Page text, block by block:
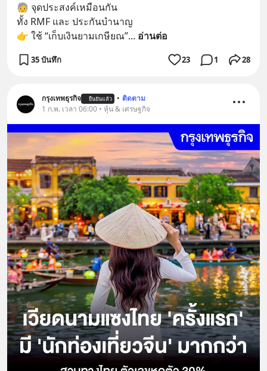
🧓 จุดประสงค์เหมือนกัน
ทั้ง RMF และ ประกันบำนาญ
👉 ใช้ “เก็บเงินยามเกษียณ”... อ่านต่อ
35 บันทึก 23 1 28
กรุงเทพธุรกิจ ยืนยันแล้ว • ติดตาม
1 ก.พ. เวลา 06:00 • หุ้น & เศรษฐกิจ